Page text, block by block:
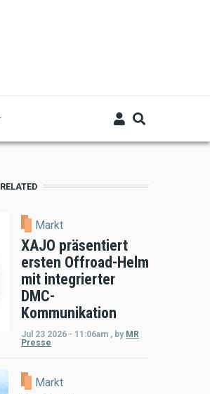
RELATED
Markt
XAJO präsentiert
ersten Offroad-Helm
mit integrierter
DMC-
Kommunikation
Jul 23 2026 - 11:06am , by MR
Presse
Markt